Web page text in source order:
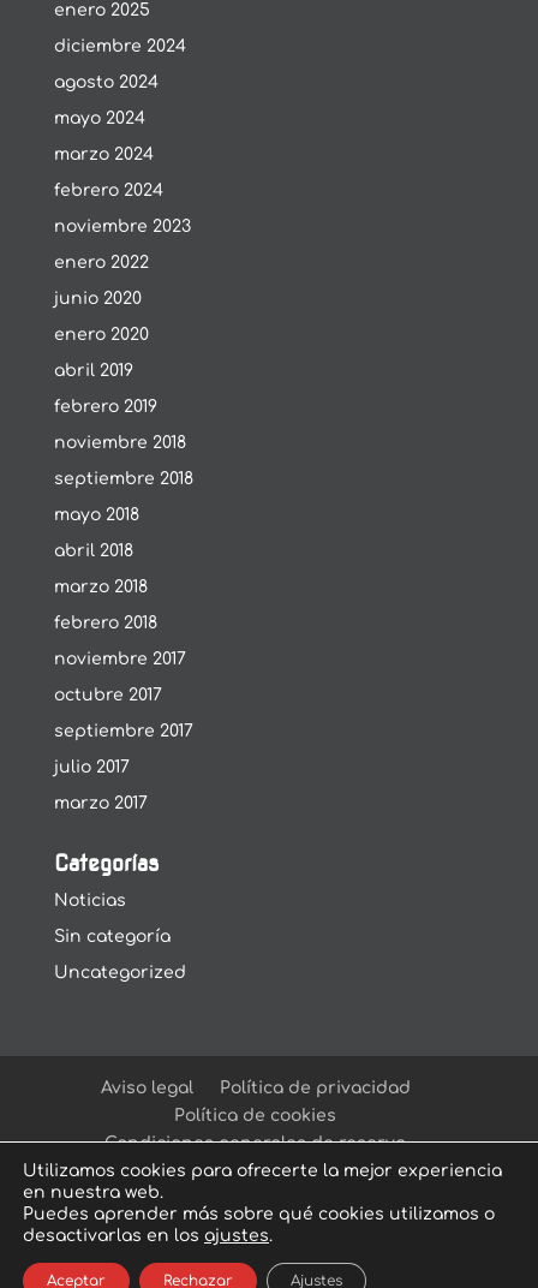
enero 2025
diciembre 2024
agosto 2024
mayo 2024
marzo 2024
febrero 2024
noviembre 2023
enero 2022
junio 2020
enero 2020
abril 2019
febrero 2019
noviembre 2018
septiembre 2018
mayo 2018
abril 2018
marzo 2018
febrero 2018
noviembre 2017
octubre 2017
septiembre 2017
julio 2017
marzo 2017
Categorías
Noticias
Sin categoría
Uncategorized
Aviso legal
Política de privacidad
Política de cookies
Condiciones generales de reserva
© Arcadia Escape Room| Escape Room en
Utilizamos cookies para ofrecerte la mejor experiencia
en nuestra web.
Puedes aprender más sobre qué cookies utilizamos o
desactivarlas en los ajustes.
Aceptar Rechazar Ajustes